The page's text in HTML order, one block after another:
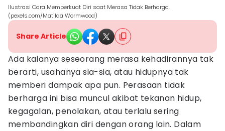
Ilustrasi Cara Memperkuat Diri saat Merasa Tidak Berharga.
(pexels.com/Matilda Wormwood)
Share Article
Ada kalanya seseorang merasa kehadirannya tak
berarti, usahanya sia-sia, atau hidupnya tak
memberi dampak apa pun. Perasaan tidak
berharga ini bisa muncul akibat tekanan hidup,
kegagalan, penolakan, atau terlalu sering
membandingkan diri dengan orang lain. Dalam